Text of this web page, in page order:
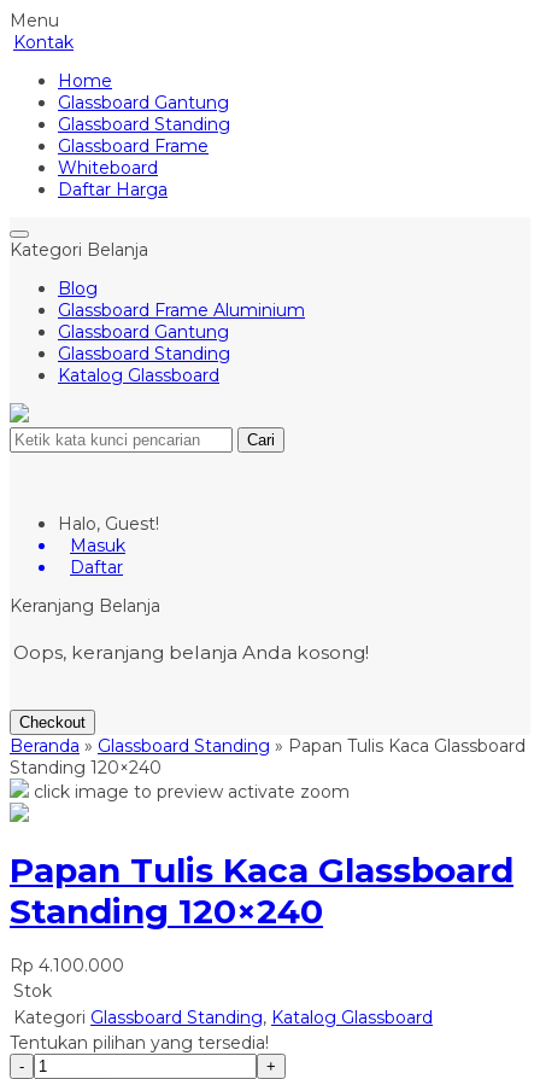
Menu
Kontak
Home
Glassboard Gantung
Glassboard Standing
Glassboard Frame
Whiteboard
Daftar Harga
Kategori Belanja
Blog
Glassboard Frame Aluminium
Glassboard Gantung
Glassboard Standing
Katalog Glassboard
Cari
Halo, Guest!
Masuk
Daftar
Keranjang Belanja
Oops, keranjang belanja Anda kosong!
Checkout
Beranda » Glassboard Standing » Papan Tulis Kaca Glassboard
Standing 120×240
click image to preview activate zoom
Papan Tulis Kaca Glassboard
Standing 120×240
Rp 4.100.000
Stok
Kategori Glassboard Standing, Katalog Glassboard
Tentukan pilihan yang tersedia!
-
+